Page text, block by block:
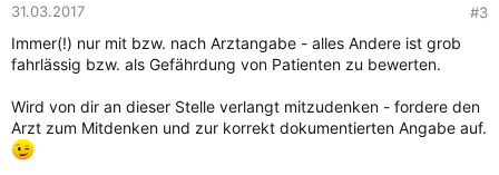
e
n
:
31.03.2017 #3
Immer(!) nur mit bzw. nach Arztangabe - alles Andere ist grob
fahrlässig bzw. als Gefährdung von Patienten zu bewerten.
Wird von dir an dieser Stelle verlangt mitzudenken - fordere den
Arzt zum Mitdenken und zur korrekt dokumentierten Angabe auf.